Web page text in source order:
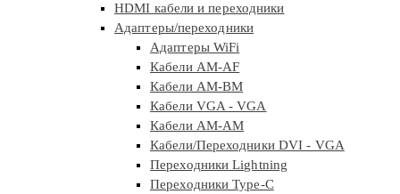
HDMI кабели и переходники
Адаптеры/переходники
Адаптеры WiFi
Кабели AM-AF
Кабели AM-BM
Кабели VGA - VGA
Кабели АМ-АМ
Кабели/Переходники DVI - VGA
Переходники Lightning
Переходники Type-C